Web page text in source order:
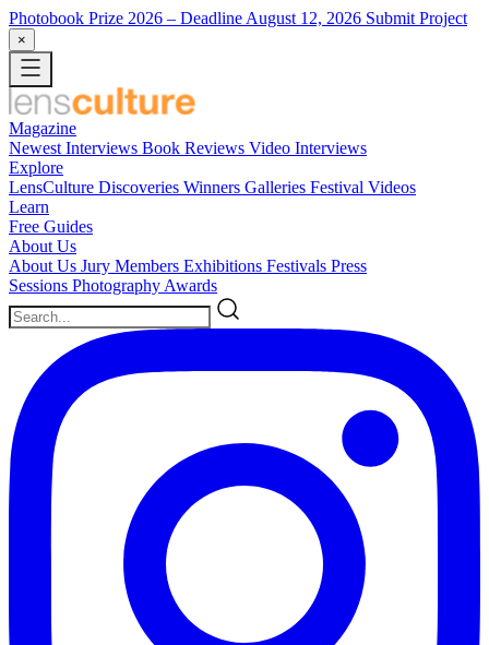
Photobook Prize 2026 – Deadline August 12, 2026 Submit Project
×
Magazine
Newest Interviews Book Reviews Video Interviews
Explore
LensCulture Discoveries Winners Galleries Festival Videos
Learn
Free Guides
About Us
About Us Jury Members Exhibitions Festivals Press
Sessions Photography Awards